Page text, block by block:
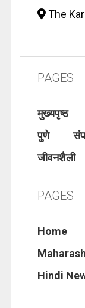
The
PAGES
मुख्यपृष्ठ
पुणे
जीवनशैली
PAGES
Home
Hindi